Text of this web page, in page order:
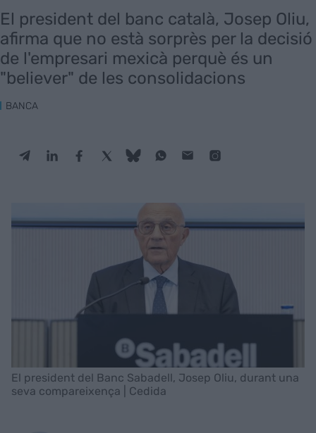
El president del banc català, Josep Oliu,
afirma que no està sorprès per la decisió
de l'empresari mexicà perquè és un
"believer" de les consolidacions
BANCA
El president del Banc Sabadell, Josep Oliu, durant una
seva compareixença | Cedida